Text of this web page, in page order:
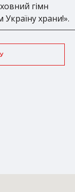
гімн
храни!».